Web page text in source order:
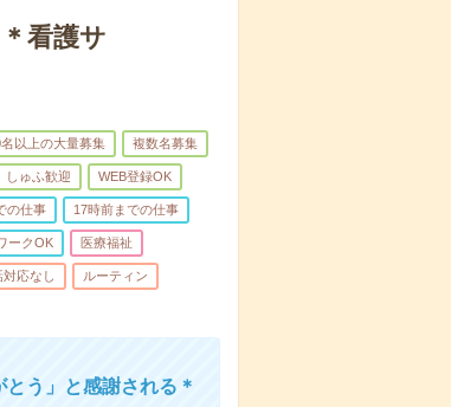
看護サ
名以上の大量募集 複数名募集
しゅふ歓迎 WEB登録OK
の仕事 17時前までの仕事
ークOK 医療福祉
対応なし ルーティン
う」と感謝される＊